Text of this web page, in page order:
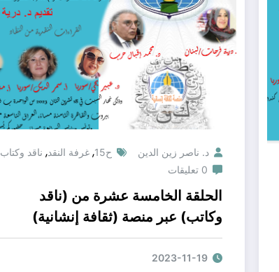
د. ناصر زين الدين ح15 , غرفة النقد, ناقد وكتاب
0 تعليقات
الحلقة الخامسة عشرة من (ناقد
وكاتب) عبر منصة (ثقافة إنشانية)
الجناح الثقافي المحكم ل(منتدى ثورة
قلم لبناء إنسان أفضل) وذلك عن رواية
2023-11-19